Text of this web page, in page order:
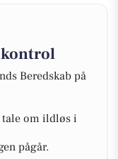
Beredskab på
tale om ildløs i
pågår.